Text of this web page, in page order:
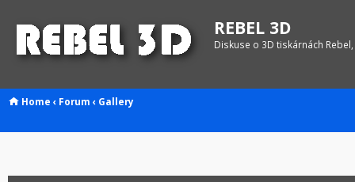
REBEL 3D
Diskuse o 3D tiskárnách
Home ‹ Forum ‹ Gallery